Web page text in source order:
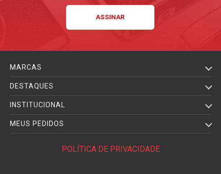
MARCAS
DESTAQUES
INSTITUCIONAL
MEUS PEDIDOS
POLÍTICA DE PRIVACIDADE